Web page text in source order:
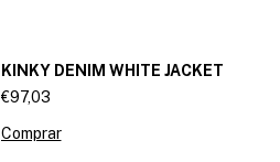
KINKY DENIM WHITE JACKET
€97,03
Comprar